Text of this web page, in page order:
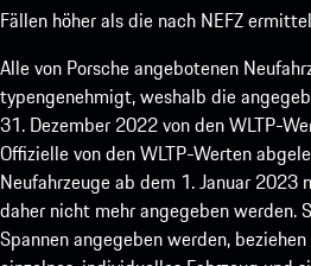
Fällen höher als die nach NEFZ
Alle von Porsche angebotenen
typengenehmigt, weshalb die
31. Dezember 2022 von den WLTP-
Offizielle von den WLTP-Werten
Neufahrzeuge ab dem 1. Januar 2023
daher nicht mehr angegeben werden.
Spannen angegeben werden,